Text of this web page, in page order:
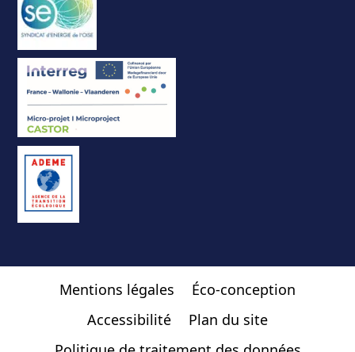
Mentions légales
Éco-conception
Accessibilité
Plan du site